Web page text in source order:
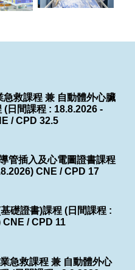
救課程 兼 自動體外心臟
日間課程 : 18.8.2026 -
/ CPD 32.5
管插入及心電圖證書課程
CNE / CPD 17
礎證書)課程 (日間課程 :
CNE / CPD 11
急救課程 兼 自動體外心